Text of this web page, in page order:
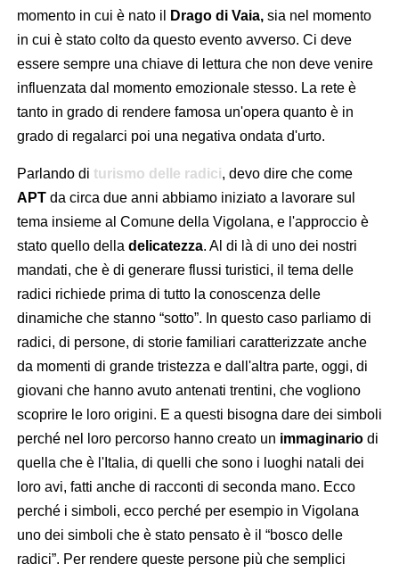
momento in cui è nato il
Drago di Vaia,sia nel momento
in cui è stato colto da questo evento avverso. Ci deve
essere sempre una chiave di lettura che non deve venire
influenzata dal momento emozionale stesso. La rete è
tanto in grado di rendere famosa un'opera quanto è in
grado di regalarci poi una negativa ondata d'urto.
Parlando di turismo delle radici, devo dire che come
APT da circa due anni abbiamo iniziato a lavorare sul
tema insieme al Comune della Vigolana, e l'approccio è
stato quello della delicatezza. Al di là di uno dei nostri
mandati, che è di generare flussi turistici, il tema delle
radici richiede prima di tutto la conoscenza delle
dinamiche che stanno “sotto”. In questo caso parliamo di
radici, di persone, di storie familiari caratterizzate anche
da momenti di grande tristezza e dall'altra parte, oggi, di
giovani che hanno avuto antenati trentini, che vogliono
scoprire le loro origini. E a questi bisogna dare dei simboli
perché nel loro percorso hanno creato un immaginario di
quella che è l'Italia, di quelli che sono i luoghi natali dei
loro avi, fatti anche di racconti di seconda mano. Ecco
perché i simboli, ecco perché per esempio in Vigolana
uno dei simboli che è stato pensato è il “bosco delle
radici”. Per rendere queste persone più che semplici